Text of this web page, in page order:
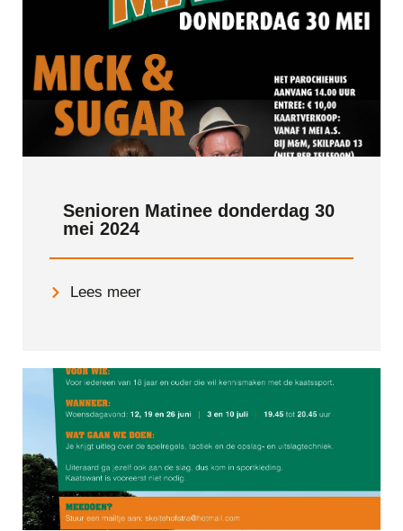
Senioren Matinee donderdag 30
mei 2024
Lees meer